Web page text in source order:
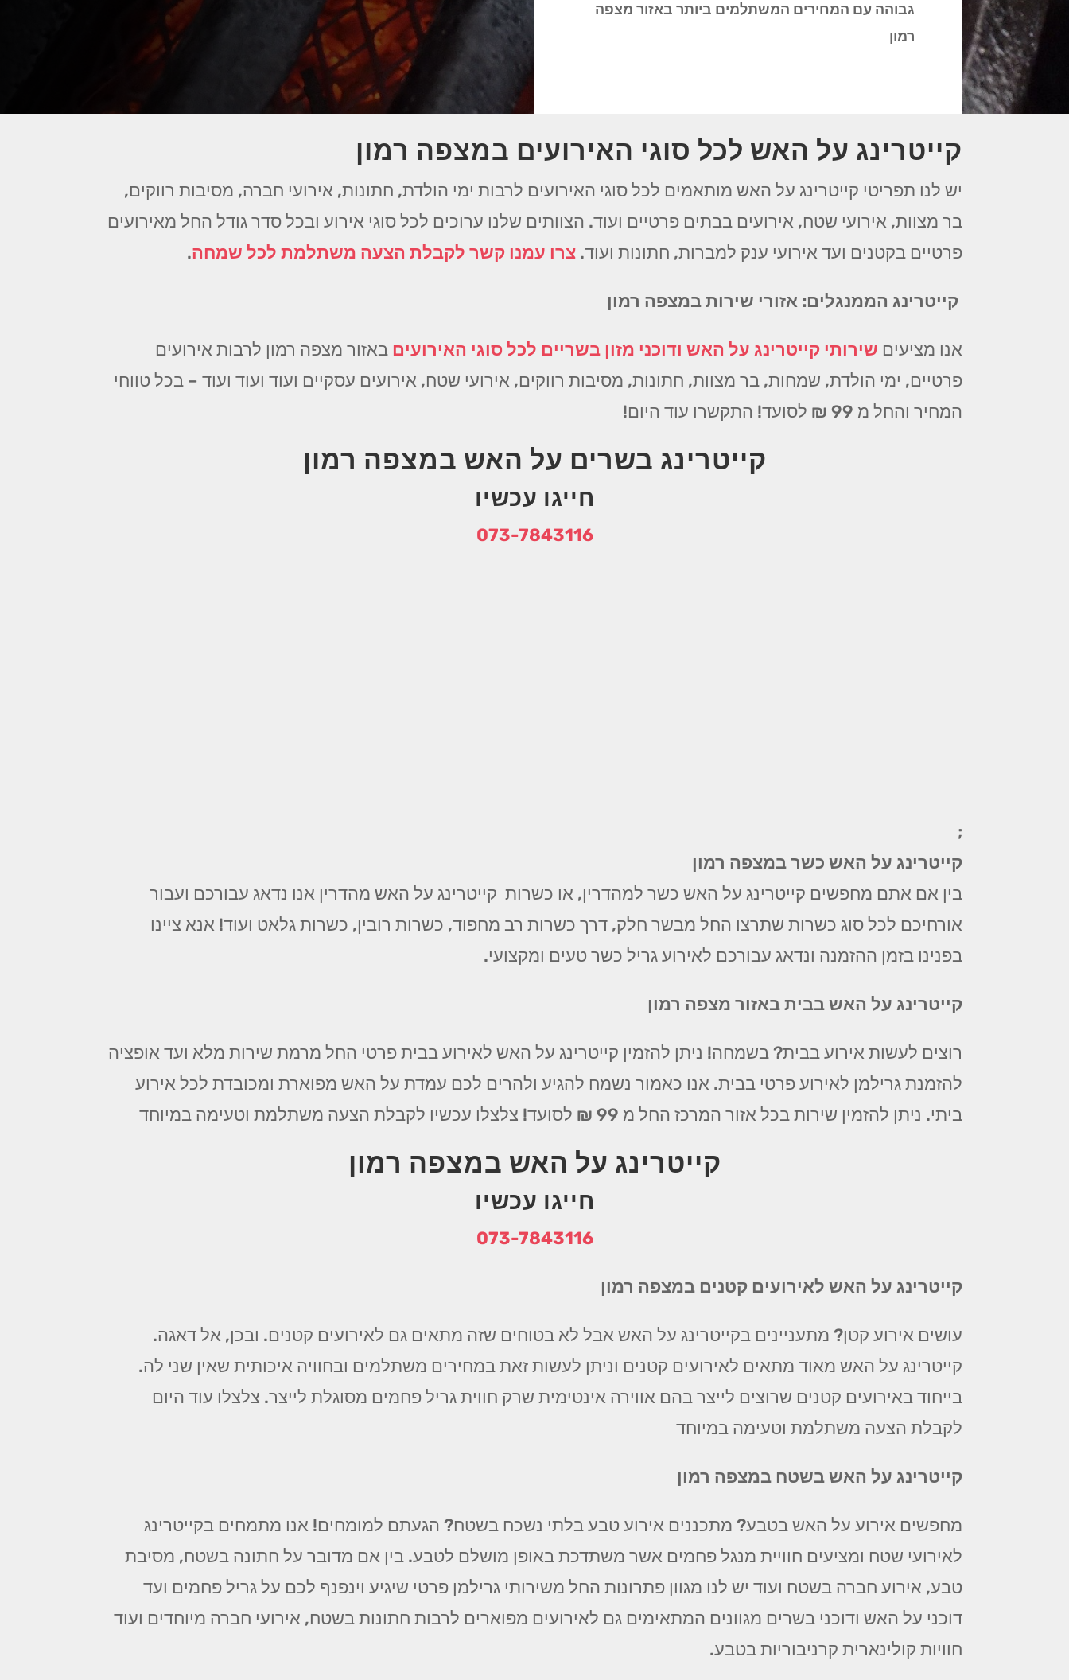
גבוהה עם המחירים המשתלמים ביותר באזור מצפה
רמון
קייטרינג על האש לכל סוגי האירועים במצפה רמון
יש לנו תפריטי קייטרינג על האש מותאמים לכל סוגי האירועים לרבות ימי הולדת, חתונות, אירועי חברה, מסיבות רווקים,
בר מצוות, אירועי שטח, אירועים בבתים פרטיים ועוד. הצוותים שלנו ערוכים לכל סוגי אירוע ובכל סדר גודל החל מאירועים
פרטיים בקטנים ועד אירועי ענק למברות, חתונות ועוד.צרו עמנו קשר לקבלת הצעה משתלמת לכל שמחה.
קייטרינג הממנגלים: אזורי שירות במצפה רמון
אנו מציעים שירותי קייטרינג על האש ודוכני מזון בשריים לכל סוגי האירועים באזור מצפה רמון לרבות אירועים
פרטיים, ימי הולדת, שמחות, בר מצוות, חתונות, מסיבות רווקים, אירועי שטח, אירועים עסקיים ועוד ועוד ועוד – בכל טווחי
המחיר והחל מ 99 ₪ לסועד! התקשרו עוד היום!
קייטרינג בשרים על האש במצפה רמון
חייגו עכשיו
073-7843116
;
קייטרינג על האש כשר במצפה רמון
בין אם אתם מחפשים קייטרינג על האש כשר למהדרין, או כשרות קייטרינג על האש מהדרין אנו נדאג עבורכם ועבור
אורחיכם לכל סוג כשרות שתרצו החל מבשר חלק, דרך כשרות רב מחפוד, כשרות רובין, כשרות גלאט ועוד! אנא ציינו
בפנינו בזמן ההזמנה ונדאג עבורכם לאירוע גריל כשר טעים ומקצועי.
קייטרינג על האש בבית באזור מצפה רמון
רוצים לעשות אירוע בבית? בשמחה! ניתן להזמין קייטרינג על האש לאירוע בבית פרטי החל מרמת שירות מלא ועד אופציה
להזמנת גרילמן לאירוע פרטי בבית. אנו כאמור נשמח להגיע ולהרים לכם עמדת על האש מפוארת ומכובדת לכל אירוע
ביתי. ניתן להזמין שירות בכל אזור המרכז החל מ 99 ₪ לסועד! צלצלו עכשיו לקבלת הצעה משתלמת וטעימה במיוחד
קייטרינג על האש במצפה רמון
חייגו עכשיו
073-7843116
קייטרינג על האש לאירועים קטנים במצפה רמון
עושים אירוע קטן? מתעניינים בקייטרינג על האש אבל לא בטוחים שזה מתאים גם לאירועים קטנים. ובכן, אל דאגה.
קייטרינג על האש מאוד מתאים לאירועים קטנים וניתן לעשות זאת במחירים משתלמים ובחוויה איכותית שאין שני לה.
בייחוד באירועים קטנים שרוצים לייצר בהם אווירה אינטימית שרק חווית גריל פחמים מסוגלת לייצר. צלצלו עוד היום
לקבלת הצעה משתלמת וטעימה במיוחד
קייטרינג על האש בשטח במצפה רמון
מחפשים אירוע על האש בטבע? מתכננים אירוע טבע בלתי נשכח בשטח? הגעתם למומחים! אנו מתמחים בקייטרינג
לאירועי שטח ומציעים חוויית מנגל פחמים אשר משתדכת באופן מושלם לטבע. בין אם מדובר על חתונה בשטח, מסיבת
טבע, אירוע חברה בשטח ועוד יש לנו מגוון פתרונות החל משירותי גרילמן פרטי שיגיע וינפנף לכם על גריל פחמים ועד
דוכני על האש ודוכני בשרים מגוונים המתאימים גם לאירועים מפוארים לרבות חתונות בשטח, אירועי חברה מיוחדים ועוד
חוויות קולינארית קרניבוריות בטבע.